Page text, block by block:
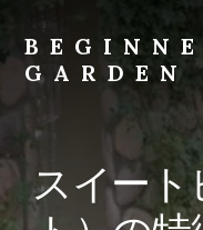
contentGARDEN
物
の
種
類
スイート